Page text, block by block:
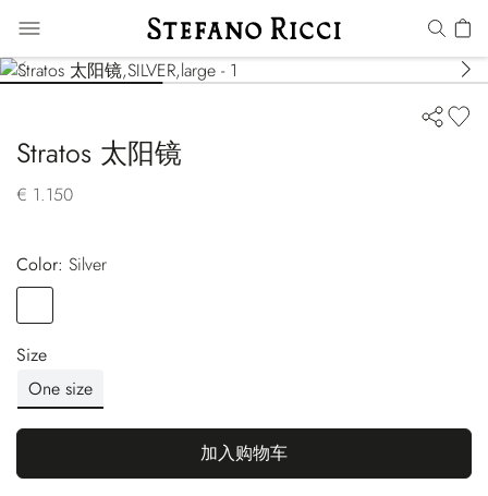
Stratos 太阳镜
€ 1.150
Color:
silver
Size
One size
加入购物车